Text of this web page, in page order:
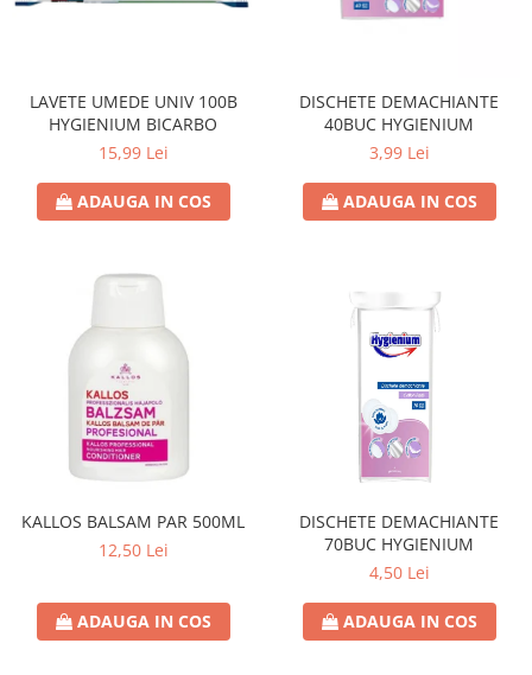
Universal
Baie & Toaleta
Curatare Baie
Odorizant WC
Hartie Igienica
Detergenti Pardoseli
Lemn & Parchet
Universal
Gresie, Piatra & Granit
Odorizant Camera
Dezinfectant Suprafete
Sticla & Fereastra
Mobila
LAVETE UMEDE UNIV 100B
HYGIENIUM BICARBO
15,99 Lei
ADAUGA IN COS
DISCHETE DEMACHIANTE
40BUC HYGIENIUM
3,99 Lei
ADAUGA IN COS
KALLOS BALSAM PAR 500ML
12,50 Lei
ADAUGA IN COS
DISCHETE DEMACHIANTE
70BUC HYGIENIUM
4,50 Lei
ADAUGA IN COS